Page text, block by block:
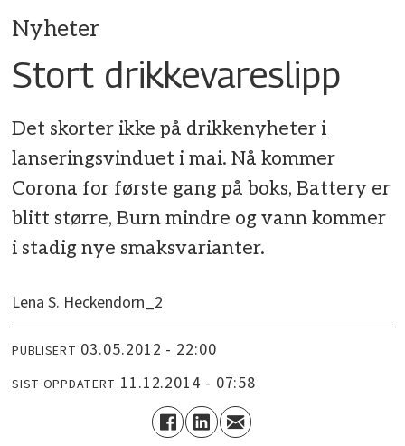
Nyheter
Stort drikkevareslipp
Det skorter ikke på drikkenyheter i
lanseringsvinduet i mai. Nå kommer
Corona for første gang på boks, Battery er
blitt større, Burn mindre og vann kommer
i stadig nye smaksvarianter.
Lena S. Heckendorn_2
PUBLISERT 03.05.2012 - 22:00
SIST OPPDATERT 11.12.2014 - 07:58